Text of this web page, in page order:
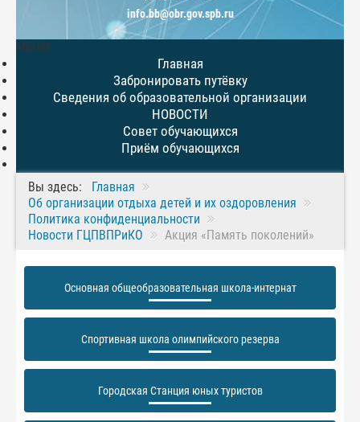
info.bb@obr.gov.spb.ru
МЕНЮ
Главная
Забронировать путёвку
Сведения об образовательной организации
НОВОСТИ
Совет обучающихся
Приём обучающихся
Вы здесь:
Главная
Об организации отдыха детей и их оздоровления
Политика конфиденциальности
Новости ГЦПВПРиКО
Акция «Память поколений»
Основная общеобразовательная школа-интернат
Спортивная школа олимпийского резерва
Городская Станция юных туристов